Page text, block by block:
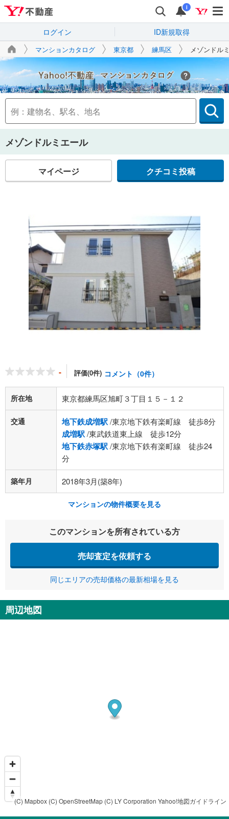
i
ログイン ID新規取得
マンションカタログ 東京都 練馬区 メゾンドル
Yahoo!不動産
メゾンドルミエール
マイページ クチコミ投稿
- 評価(0件) コメント（0件）
所在地 東京都練馬区旭町３丁目１５－１２
交通 地下鉄成増駅/東京地下鉄有楽町線 徒歩8分
成増駅/東武鉄道東上線 徒歩12分
地下鉄赤塚駅/東京地下鉄有楽町線 徒歩24
分
築年月 2018年3月(築8年)
マンションの物件概要を見る
このマンションを所有されている方
売却査定を依頼する
同じエリアの売却価格の最新相場を見る
周辺地図
(C) Mapbox (C) OpenStreetMap (C) LY Corporation Yahoo!地図ガイドライン